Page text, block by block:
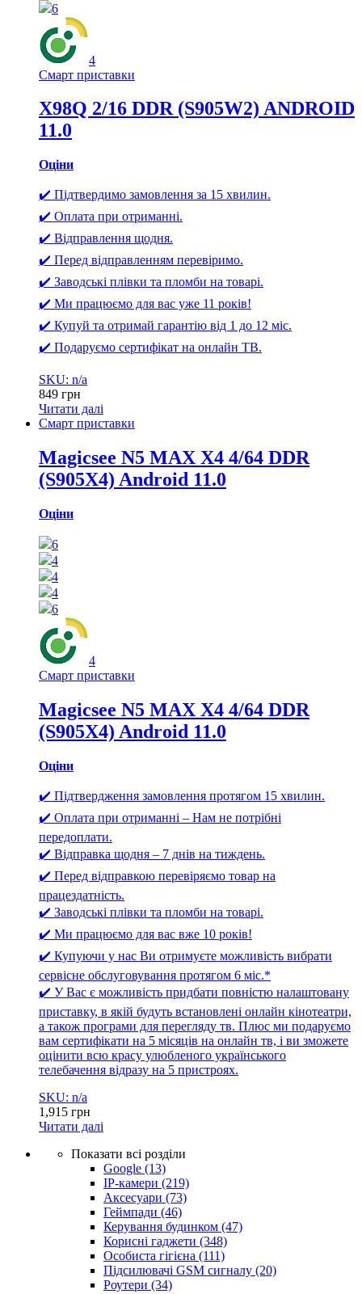
6
4
Смарт приставки
X98Q 2/16 DDR (S905W2) ANDROID
11.0
Оціни
✔️ Підтвердимо замовлення за 15 хвилин.
✔️ Оплата при отриманні.
✔️ Відправлення щодня.
✔️ Перед відправленням перевіримо.
✔️ Заводські плівки та пломби на товарі.
✔️ Ми працюємо для вас уже 11 років!
✔️ Купуй та отримай гарантію від 1 до 12 міс.
✔️ Подаруємо сертифікат на онлайн ТВ.
SKU: n/a
849 грн
Читати далі
Смарт приставки
Magicsee N5 MAX X4 4/64 DDR
(S905X4) Android 11.0
Оціни
6
4
4
4
6
4
Смарт приставки
Magicsee N5 MAX X4 4/64 DDR
(S905X4) Android 11.0
Оціни
✔️ Підтвердження замовлення протягом 15 хвилин.
✔️ Оплата при отриманні – Нам не потрібні
передоплати.
✔️ Відправка щодня – 7 днів на тиждень.
✔️ Перед відправкою перевіряємо товар на
працездатність.
✔️ Заводські плівки та пломби на товарі.
✔️ Ми працюємо для вас вже 10 років!
✔️ Купуючи у нас Ви отримуєте можливість вибрати
сервісне обслуговування протягом 6 міс.*
✔️ У Вас є можливість придбати повністю налаштовану
приставку, в якій будуть встановлені онлайн кінотеатри,
а також програми для перегляду тв. Плюс ми подаруємо
вам сертифікати на 5 місяців на онлайн тв, і ви зможете
оцінити всю красу улюбленого українського
телебачення відразу на 5 пристроях.
SKU: n/a
1,915 грн
Читати далі
Показати всі розділи
Google (13)
IP-камери (219)
Аксесуари (73)
Геймпади (46)
Керування будинком (47)
Корисні гаджети (348)
Особиста гігієна (111)
Підсилювачі GSM сигналу (20)
Роутери (34)